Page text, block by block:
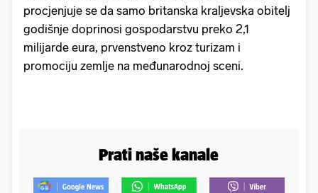
procjenjuje se da samo britanska kraljevska obitelj
godišnje doprinosi gospodarstvu preko 2,1
milijarde eura, prvenstveno kroz turizam i
promociju zemlje na međunarodnoj sceni.
Prati naše kanale